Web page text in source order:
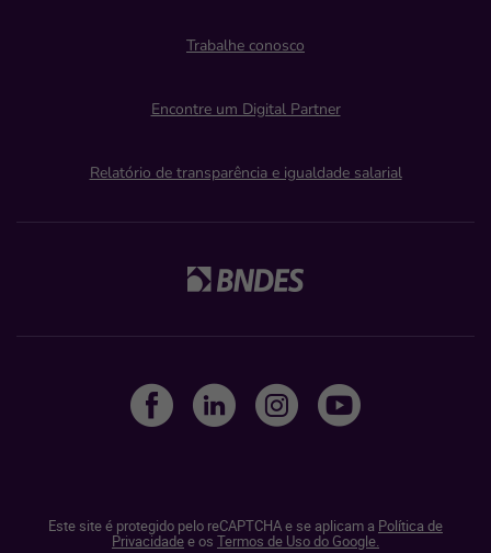
Trabalhe conosco
Encontre um Digital Partner
Relatório de transparência e igualdade salarial
Este site é protegido pelo reCAPTCHA e se aplicam a Política de
Privacidadee os Termos de Uso do Google.